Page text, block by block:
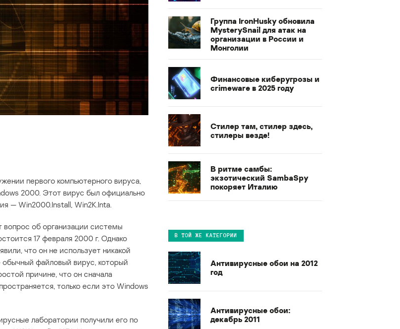
первого компьютерного вируса,
2000. Этот вирус был официально
— Win2000.Install, Win2K.Inta.
вопрос об организации системы
17 февраля 2000 г. Однако
что он не использует никакой
файловый вирус, который
причине, что он сначала
только если это Windows
лаборатории получили его по
Группа IronHusky обновила
MysterySnail для атак на
организации в России и
Монголии
Финансовые киберугрозы и
crimeware в 2025 году
Стилер там, стилер здесь,
стилеры везде!
В ритме самбы:
экзотический SambaSpy
покоряет Италию
В ТОЙ ЖЕ КАТЕГОРИИ
Антивирусные обои на 2012
год
Антивирусные обои:
декабрь 2011